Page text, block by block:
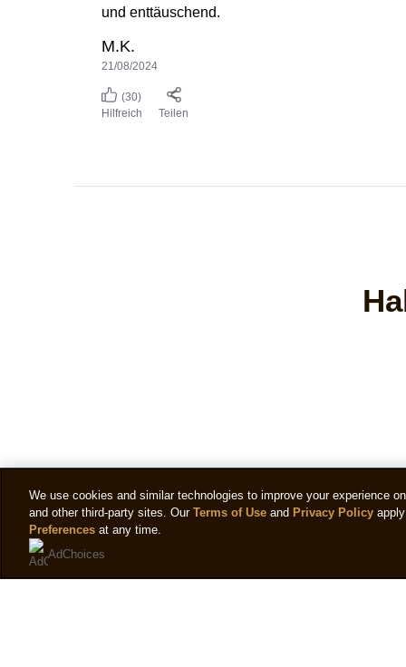
und enttäuschend.
M.K.
21/08/2024
(30)
Hilfreich
Teilen
We use cookies and similar technologies to improve your experience
and other third-party sites. Our Terms of Use and Privacy Policy
Preferences at any time.
AdChoices